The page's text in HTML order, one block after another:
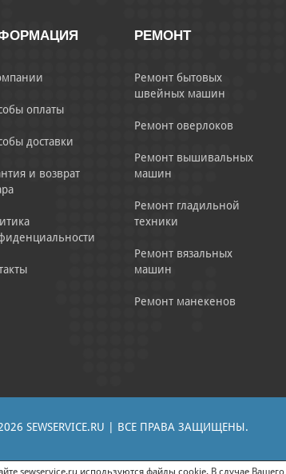
оплаты
доставки
и возврат
РЕМОНТ
Ремонт бытовых
швейных машин
Ремонт оверлоков
Ремонт вышивальных
машин
Ремонт гладильной
техники
Ремонт вязальных
машин
Ремонт манекенов
SEWSERVICE.RU | ВСЕ ПРАВА ЗАЩИЩЕНЫ.
ИНФОРМАЦИОННЫХ МАТЕРИАЛОВ | СОГЛАСИЕ НА
sewservice.ru используются файлы cookie. В случае Вашего